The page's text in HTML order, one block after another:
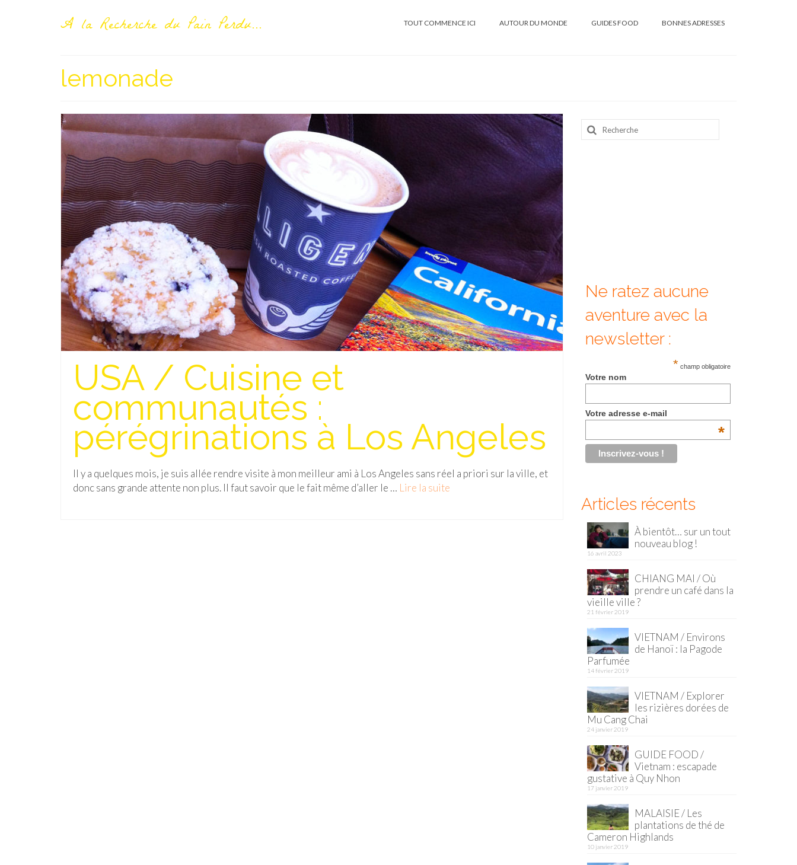
A la Recherche du Pain Perdu... TOUT COMMENCE ICI AUTOUR DU MONDE GUIDES FOOD BONNES ADRESSES
lemonade
USA / Cuisine et
communautés :
pérégrinations à Los Angeles
Il y a quelques mois, je suis allée rendre visite à mon meilleur ami à Los Angeles sans réel a priori sur la ville, et
donc sans grande attente non plus. Il faut savoir que le fait même d’aller le … Lire la suite­­
Rechercher
:
Ne ratez aucune
aventure avec la
newsletter :
* champ obligatoire
Votre nom
Votre adresse e-mail
*
Articles récents
À bientôt… sur un tout
nouveau blog !
16 avril 2023
CHIANG MAI / Où
prendre un café dans la
vieille ville ?
21 février 2019
VIETNAM / Environs
de Hanoï : la Pagode
Parfumée
14 février 2019
VIETNAM / Explorer
les rizières dorées de
Mu Cang Chai
24 janvier 2019
GUIDE FOOD /
Vietnam : escapade
gustative à Quy Nhon
17 janvier 2019
MALAISIE / Les
plantations de thé de
Cameron Highlands
10 janvier 2019